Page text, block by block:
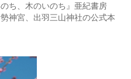
ち、木のいのち』亜紀書房
神宮、出羽三山神社の公式本